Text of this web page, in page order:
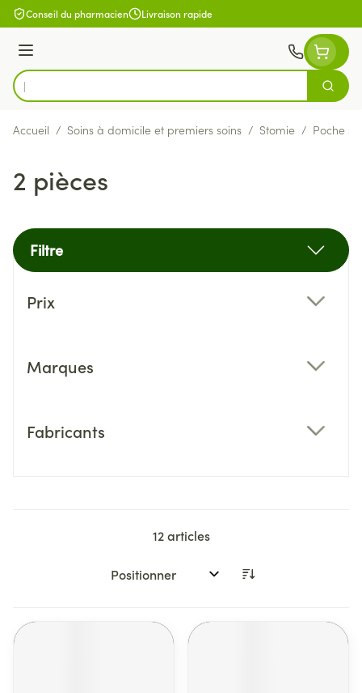
Aller au contenu
Conseil du pharmacien Livraison rapide
Menu
Rechercher
Accueil / Soins à domicile et premiers soins / Stomie / Poche
2 pièces
Filtre
Prix
Marques
Fabricants
12articles
Trier par: